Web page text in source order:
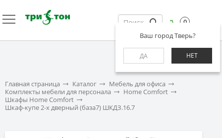
Ваш город Тверь?
ДА НЕТ
0
Главная страница Каталог
Мебель для офиса
Комплекты мебели для персонала
Home Comfort
Шкафы Home Comfort
Шкаф-купе 2-х дверный (база7) ШКДЗ.16.7